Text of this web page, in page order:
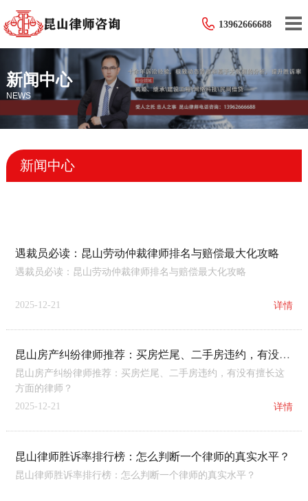
13962666688
新闻中心
NEWS
新闻中心
遇裁员必读：昆山劳动仲裁律师排名与赔偿最大化攻略
遇裁员必读：昆山劳动仲裁律师排名与赔偿最大化攻略
详情
2025-12-21
昆山房产纠纷律师推荐：买房烂尾、二手房违约，有没有擅长这方面的律师？
昆山房产纠纷律师推荐：买房烂尾、二手房违约，有没有擅长这
方面的律师？
详情
2025-12-21
昆山律师胜诉率排行榜：怎么判断一个律师的真实水平？
昆山律师胜诉率排行榜：怎么判断一个律师的真实水平？